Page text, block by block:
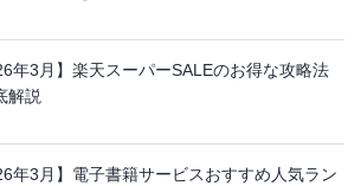
年3月】楽天スーパーSALEのお得な攻略法
解説
年3月】電子書籍サービスおすすめ人気ラン